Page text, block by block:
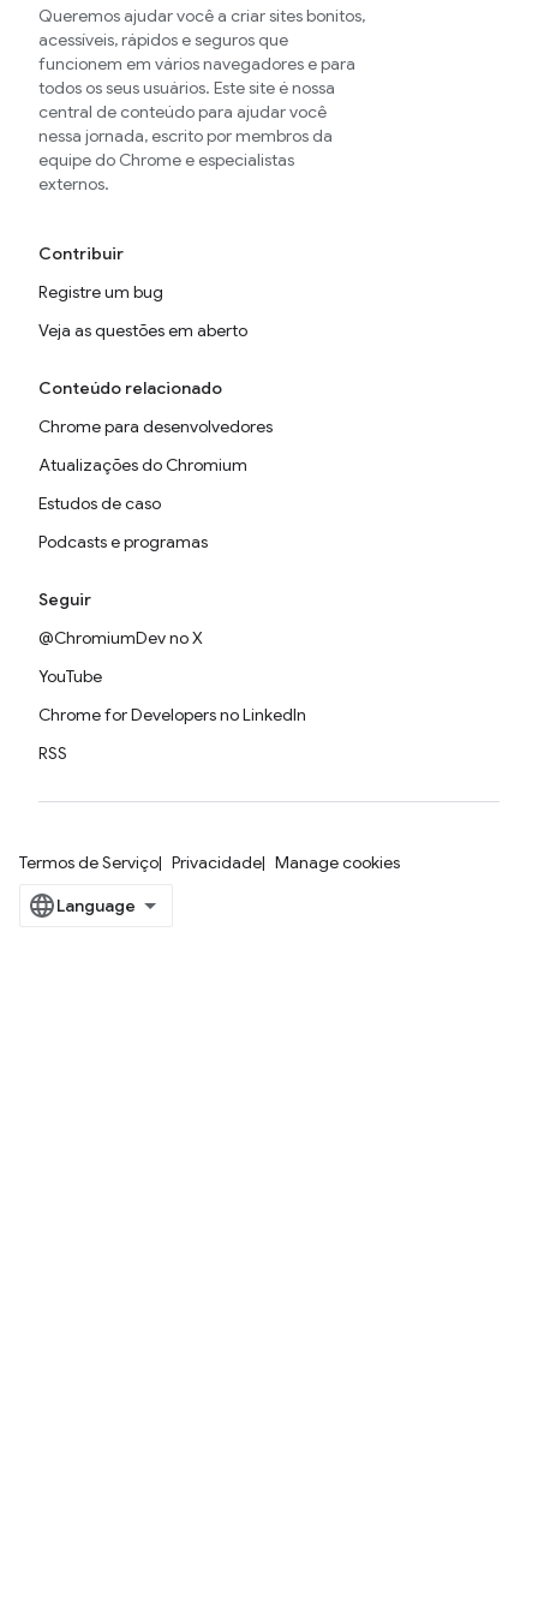
Queremos ajudar você a criar sites bonitos,
acessíveis, rápidos e seguros que
funcionem em vários navegadores e para
todos os seus usuários. Este site é nossa
central de conteúdo para ajudar você
nessa jornada, escrito por membros da
equipe do Chrome e especialistas
externos.
Contribuir
Registre um bug
Veja as questões em aberto
Conteúdo relacionado
Chrome para desenvolvedores
Atualizações do Chromium
Estudos de caso
Podcasts e programas
Seguir
@ChromiumDev no X
YouTube
Chrome for Developers no LinkedIn
RSS
Termos de Serviço Privacidade Manage cookies